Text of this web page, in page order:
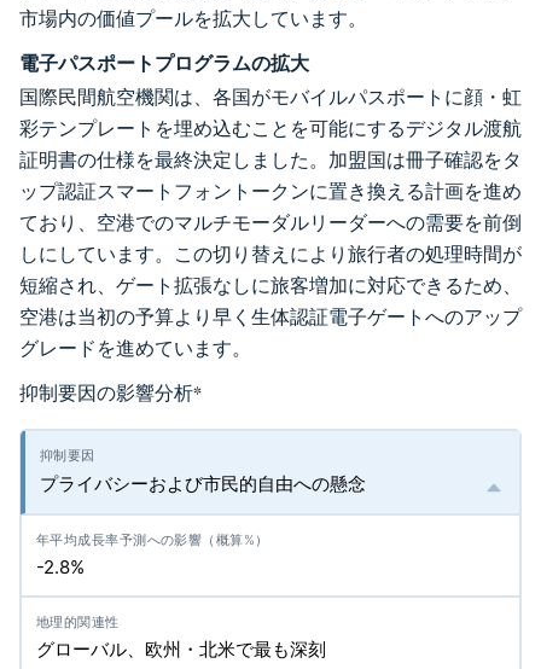
市場内の価値プールを拡大しています。
電子パスポートプログラムの拡大
国際民間航空機関は、各国がモバイルパスポートに顔・虹
彩テンプレートを埋め込むことを可能にするデジタル渡航
証明書の仕様を最終決定しました。加盟国は冊子確認をタ
ップ認証スマートフォントークンに置き換える計画を進め
ており、空港でのマルチモーダルリーダーへの需要を前倒
しにしています。この切り替えにより旅行者の処理時間が
短縮され、ゲート拡張なしに旅客増加に対応できるため、
空港は当初の予算より早く生体認証電子ゲートへのアップ
グレードを進めています。
抑制要因の影響分析*
プライバシーおよび市民的自由への懸念
-2.8%
グローバル、欧州・北米で最も深刻